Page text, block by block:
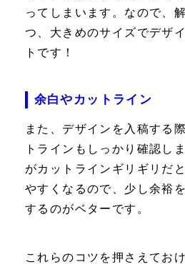
ってしまいます。なので、
つ、大きめのサイズでデザ
トです！
余白やカットライン
また、デザインを入稿する
トラインもしっかり確認し
がカットラインギリギリだ
やすくなるので、少し余裕
するのがベターです。
これらのコツを押さえてお